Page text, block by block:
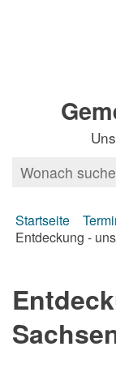
Startseite
Entdeckung -